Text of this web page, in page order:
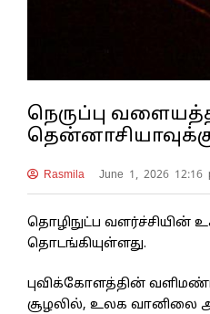
நெருப்பு
Rasmila June 1, 2026 12:16
தொழிநுட்ப வளர்ச்சியின்
தொடங்கியுள்ளது.
புவிக்கோளத்தின்
சூழலில், உலக வானிலை